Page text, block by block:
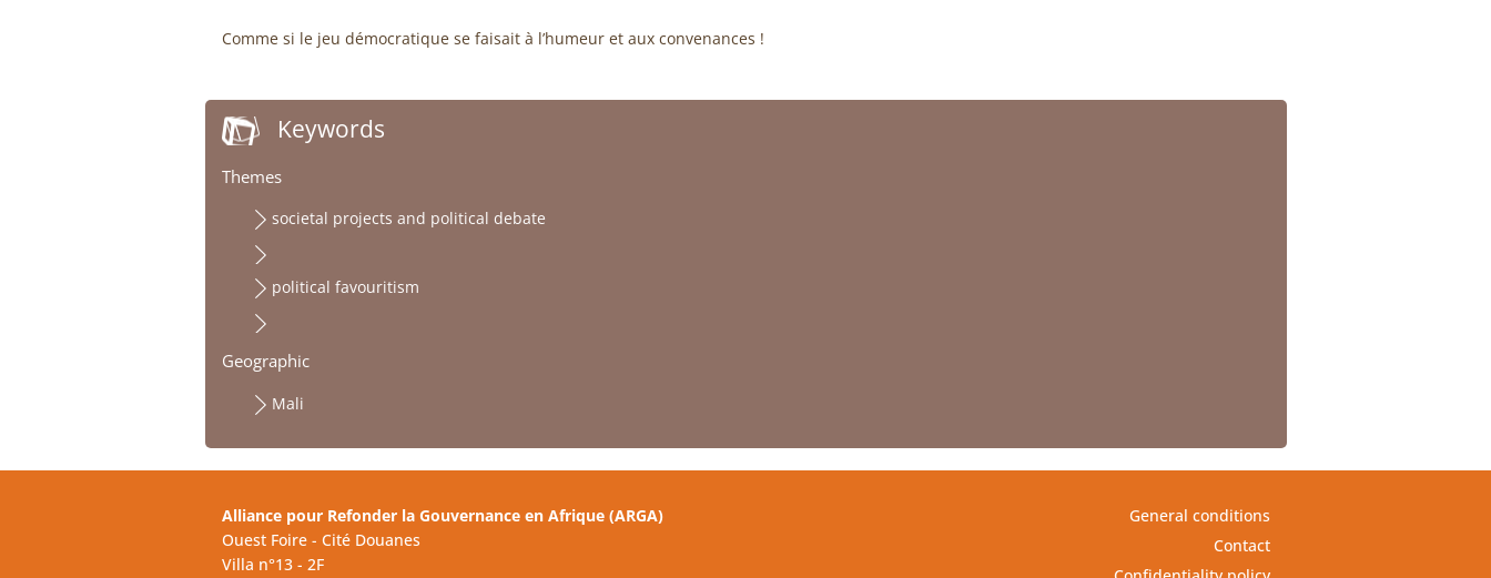
Comme si le jeu démocratique se faisait à l’humeur et aux convenances !
Keywords
Themes
societal projects and political debate
political favouritism
Geographic
Mali
Alliance pour Refonder la Gouvernance en Afrique (ARGA)
Ouest Foire - Cité Douanes
Villa n°13 - 2F
General conditions
Contact